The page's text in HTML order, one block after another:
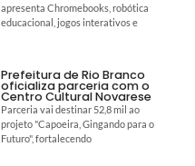
apresenta Chromebooks, robótica
educacional, jogos interativos e
Prefeitura de Rio Branco
oficializa parceria com o
Centro Cultural Novarese
Parceria vai destinar 52,8 mil ao
projeto "Capoeira, Gingando para o
Futuro", fortalecendo